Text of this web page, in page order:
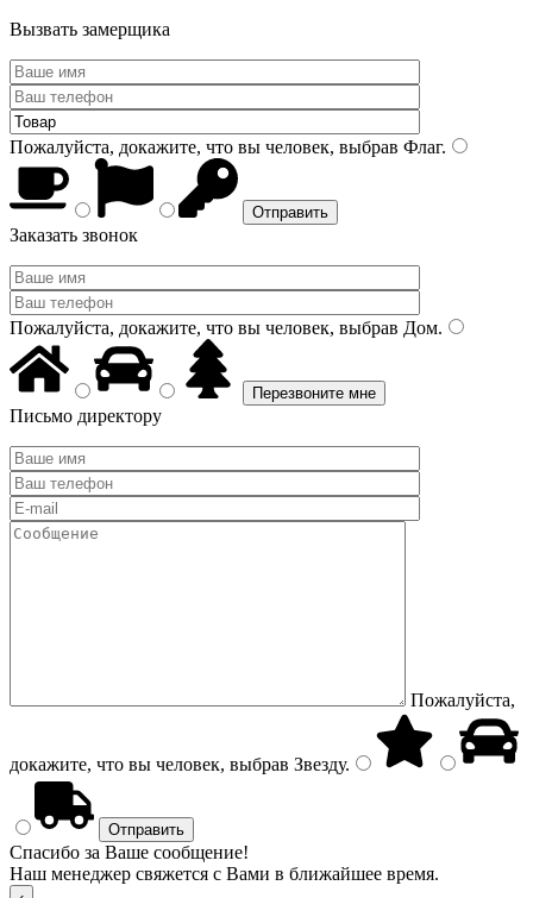
Вызвать замерщика
Пожалуйста, докажите, что вы человек, выбрав Флаг.
Заказать звонок
Пожалуйста, докажите, что вы человек, выбрав Дом.
Письмо директору
Пожалуйста,
докажите, что вы человек, выбрав Звезду.
Спасибо за Ваше сообщение!
Наш менеджер свяжется с Вами в ближайшее время.